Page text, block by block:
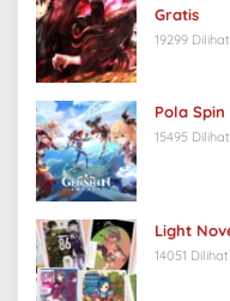
Gratis
19299 Dilihat
Pola
15495 Dilihat
Light
14051 Dilihat